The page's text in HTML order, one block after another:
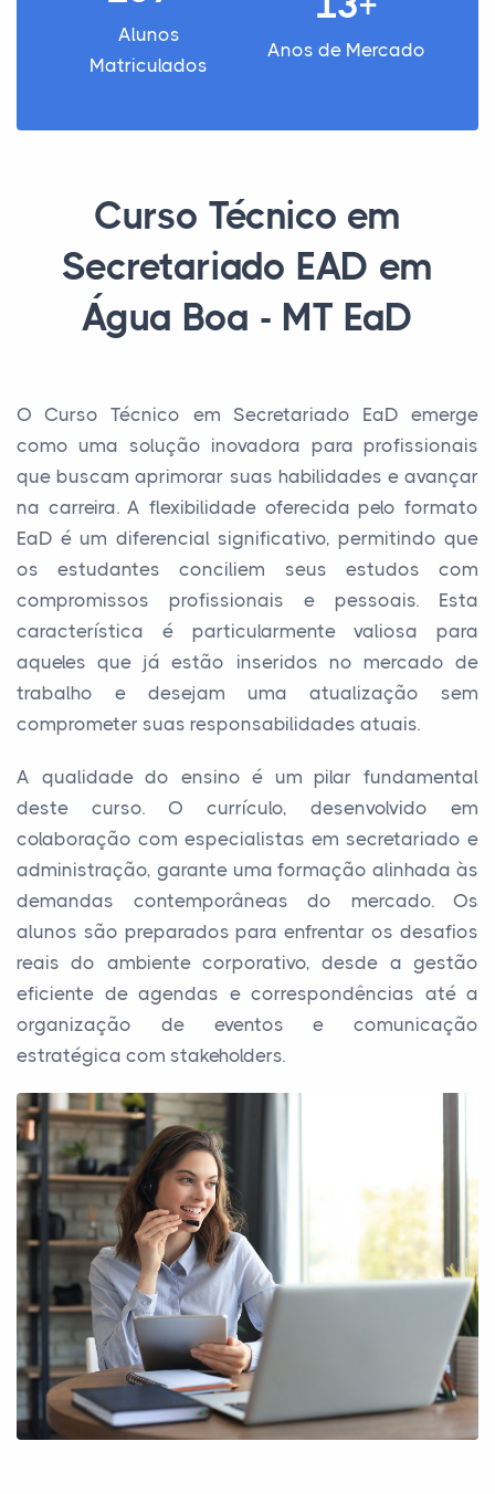
Alunos
Matriculados
Anos de Mercado
Curso Técnico em
Secretariado EAD em
Água Boa - MT EaD
O Curso Técnico em Secretariado EaD emerge
como uma solução inovadora para profissionais
que buscam aprimorar suas habilidades e avançar
na carreira. A flexibilidade oferecida pelo formato
EaD é um diferencial significativo, permitindo que
os estudantes conciliem seus estudos com
compromissos profissionais e pessoais. Esta
característica é particularmente valiosa para
aqueles que já estão inseridos no mercado de
trabalho e desejam uma atualização sem
comprometer suas responsabilidades atuais.
A qualidade do ensino é um pilar fundamental
deste curso. O currículo, desenvolvido em
colaboração com especialistas em secretariado e
administração, garante uma formação alinhada às
demandas contemporâneas do mercado. Os
alunos são preparados para enfrentar os desafios
reais do ambiente corporativo, desde a gestão
eficiente de agendas e correspondências até a
organização de eventos e comunicação
estratégica com stakeholders.